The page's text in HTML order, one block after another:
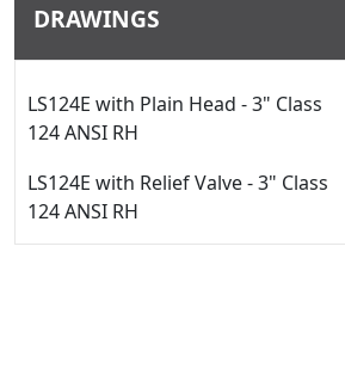
DRAWINGS
LS124E with Plain Head - 3" Class
124 ANSI RH
LS124E with Relief Valve - 3" Class
124 ANSI RH